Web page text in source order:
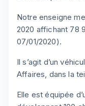
Notre enseigne
2020 affichant 78
07/01/2020).
Il s’agit d’un
Affaires, dans la
Elle est équipée